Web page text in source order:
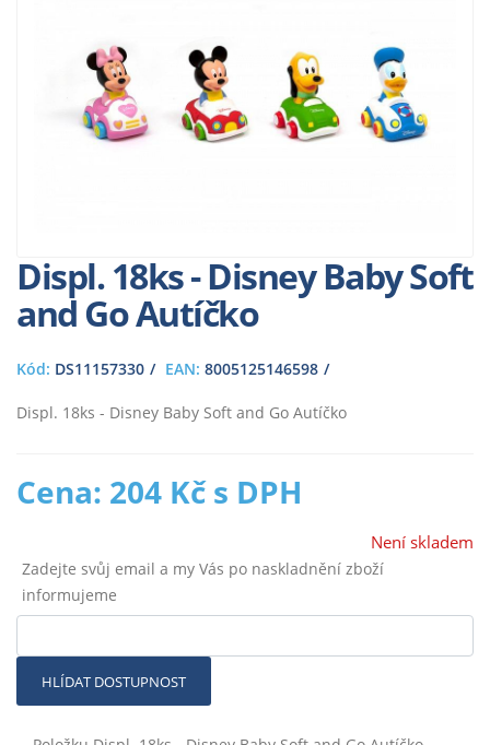
Displ. 18ks - Disney Baby Soft
and Go Autíčko
Kód: DS11157330 EAN: 8005125146598
Displ. 18ks - Disney Baby Soft and Go Autíčko
Cena: 204 Kč s DPH
Není skladem
Zadejte svůj email a my Vás po naskladnění zboží
informujeme
HLÍDAT DOSTUPNOST